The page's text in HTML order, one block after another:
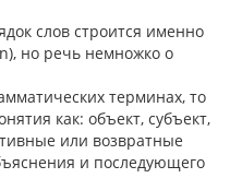
слов строится именно
но речь немножко о
терминах, то
как: объект, субъект,
или возвратные
и последующего